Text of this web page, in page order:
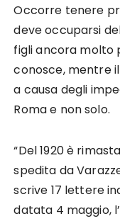
Occorre tenere
deve occuparsi
figli ancora molto
conosce, mentre
a causa degli
Roma e non solo.
“Del 1920 è
spedita da
scrive 17 lettere
datata 4 maggio,